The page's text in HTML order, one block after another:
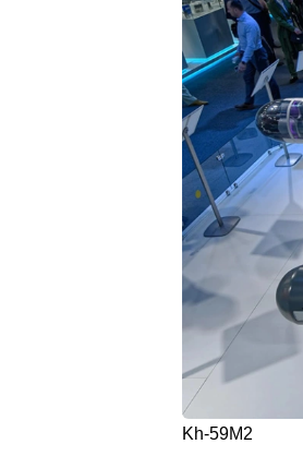
Kh-59M2